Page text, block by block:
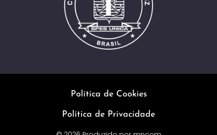
Política de Cookies
Política de Privacidade